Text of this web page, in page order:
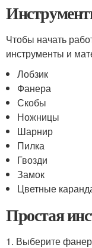
Чтобы начать
инструменты и
Лобзик
Фанера
Скобы
Ножницы
Шарнир
Пилка
Гвозди
Замок
Цветные
Простая
1. Выберите